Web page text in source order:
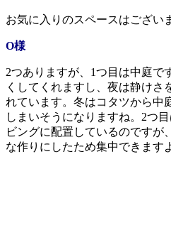
お気に入りのスペースはござい
O様
2つありますが、1つ目は中庭で
くしてくれますし、夜は静けさ
れています。冬はコタツから中
しまいそうになりますね。2つ
ビングに配置しているのですが
な作りにしたため集中できます